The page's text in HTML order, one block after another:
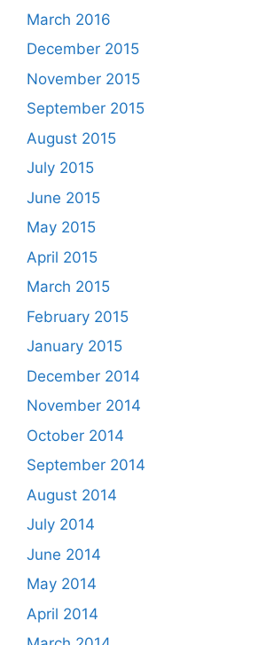
March 2016
December 2015
November 2015
September 2015
August 2015
July 2015
June 2015
May 2015
April 2015
March 2015
February 2015
January 2015
December 2014
November 2014
October 2014
September 2014
August 2014
July 2014
June 2014
May 2014
April 2014